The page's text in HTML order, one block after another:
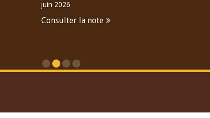
juin 2026
Consulter la note